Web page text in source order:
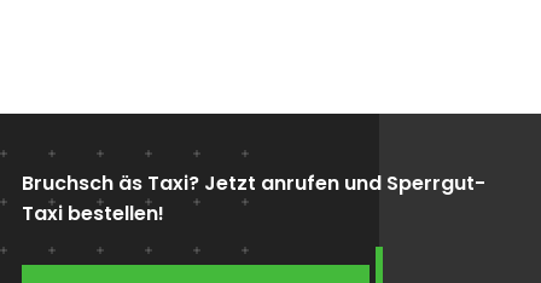
Bruchsch äs Taxi? Jetzt anrufen und Sperrgut-
Taxi bestellen!